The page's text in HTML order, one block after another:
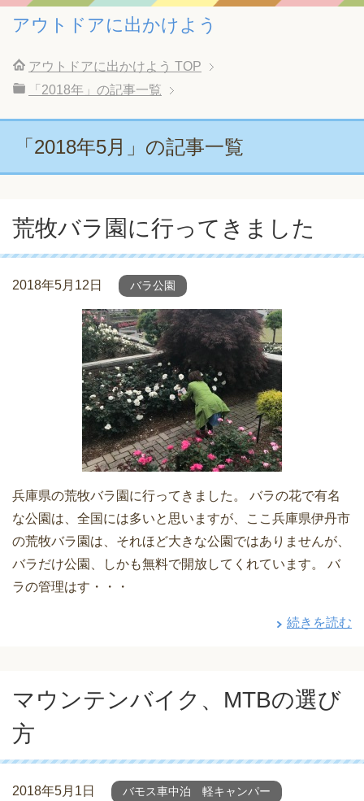
アウトドアに出かけよう
アウトドアに出かけよう TOP
「2018年」の記事一覧
「2018年5月」の記事一覧
荒牧バラ園に行ってきました
2018年5月12日 バラ公園
兵庫県の荒牧バラ園に行ってきました。 バラの花で有名
な公園は、全国には多いと思いますが、ここ兵庫県伊丹市
の荒牧バラ園は、それほど大きな公園ではありませんが、
バラだけ公園、しかも無料で開放してくれています。 バ
ラの管理はす・・・
続きを読む
マウンテンバイク、MTBの選び
方
2018年5月1日 バモス車中泊 軽キャンパー